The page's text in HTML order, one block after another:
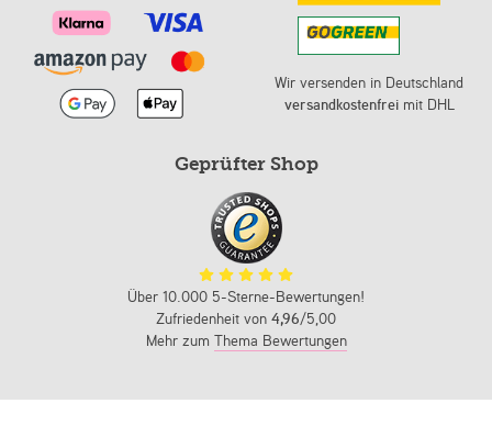
Wir versenden in Deutschland
versandkostenfreimit DHL
Geprüfter Shop
Über 10.000 5-Sterne-Bewertungen!
Zufriedenheit von 4,96/5,00
Mehr zum Thema Bewertungen